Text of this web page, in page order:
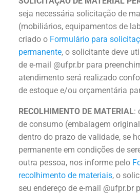
seja necessária solicitação de
(mobiliários, equipamentos de
criado o Formulário para
permanente, o solicitante deve
de e-mail @ufpr.br para
atendimento será realizado
de estoque e/ou orçamentária
RECOLHIMENTO DE MATERIAL:
de consumo (embalagem
dentro do prazo de validade, se
permanente em condições de
outra pessoa, nos informe pelo
recolhimento de materiais, o
seu endereço de e-mail @ufpr.br